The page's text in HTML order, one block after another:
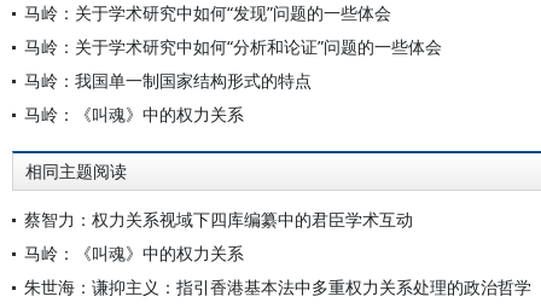
马岭：关于学术研究中如何“发现”问题的一些体会
马岭：关于学术研究中如何“分析和论证”问题的一些体会
马岭：我国单一制国家结构形式的特点
马岭：《叫魂》中的权力关系
相同主题阅读
蔡智力：权力关系视域下四库编纂中的君臣学术互动
马岭：《叫魂》中的权力关系
朱世海：谦抑主义：指引香港基本法中多重权力关系处理的政治哲学